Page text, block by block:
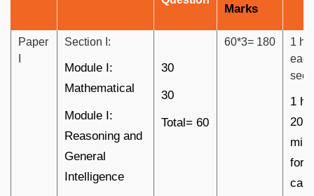
Marks
Paper
Section I:
Module I:
Mathematical
Module I:
Reasoning and
General
Intelligence
30
30
Total= 60
60*3= 180
1
each
1
20
for